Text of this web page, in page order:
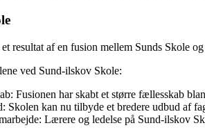
resultat af en fusion mellem Sunds Skole
ved Sund-ilskov Skole:
Fusionen har skabt et større fællesskab
Skolen kan nu tilbyde et bredere udbud af
Lærere og ledelse på Sund-ilskov